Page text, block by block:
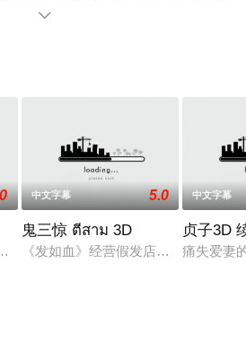
斯,玛丽·贝丝·派尔,斯图亚特·鲁丁,
,贝丝·迪克森,马修·米内罗,小吉米·
等平台了解。

地医生家里进行偷窃，意想不到的是，
中文字幕 5.0
鬼三惊 ตีสาม 3D
《发如血》经营假发店的小美、小
中文字幕
贞子3D
痛失爱妻